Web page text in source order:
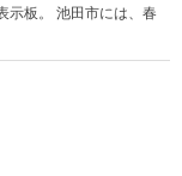
示板。 池田市には、春